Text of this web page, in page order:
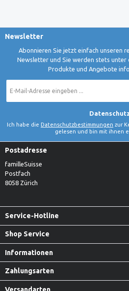
Newsletter
Abonnieren Sie jetzt einfach unseren
Newsletter und Sie werden stets unter
Produkte und Angebote
Mail-
Ich habe die Datenschutzbestimmungen zur
gelesen und bin mit ihnen
Postadresse
familleSuisse
Postfach
8058 Zürich
Service-Hotline
Shop Service
Informationen
Zahlungsarten
Versandarten